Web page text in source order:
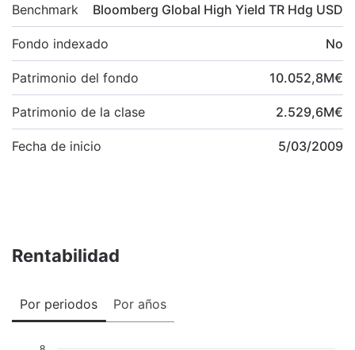
Benchmark Bloomberg Global High Yield TR Hdg USD
Fondo indexado No
Patrimonio del fondo 10.052,8M€
Patrimonio de la clase 2.529,6M€
Fecha de inicio 5/03/2009
Rentabilidad
Por periodos Por años